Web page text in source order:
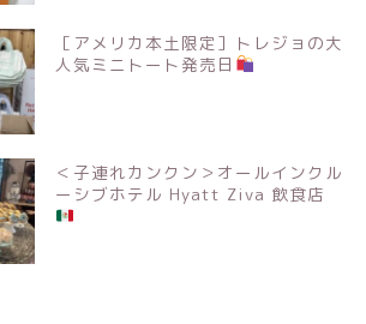
［アメリカ本土限定］トレジョの大
人気ミニトート発売日
＜子連れカンクン＞オールインクル
ーシブホテル Hyatt Ziva 飲食店